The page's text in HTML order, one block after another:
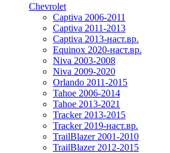
Chevrolet
Captiva 2006-2011
Captiva 2011-2013
Captiva 2013-наст.вр.
Equinox 2020-наст.вр.
Niva 2003-2008
Niva 2009-2020
Orlando 2011-2015
Tahoe 2006-2014
Tahoe 2013-2021
Tracker 2013-2015
Tracker 2019-наст.вр.
TrailBlazer 2001-2010
TrailBlazer 2012-2015